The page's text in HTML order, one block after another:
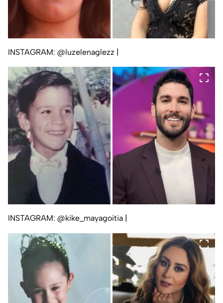
INSTAGRAM: @luzelenaglezz |
INSTAGRAM: @kike_mayagoitia